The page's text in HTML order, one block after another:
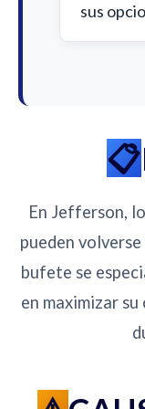
sus
En Jefferson,
pueden
bufete se
en maximizar